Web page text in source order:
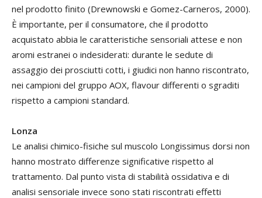
nel prodotto finito (Drewnowski e Gomez-Carneros, 2000).
È importante, per il consumatore, che il prodotto
acquistato abbia le caratteristiche sensoriali attese e non
aromi estranei o indesiderati: durante le sedute di
assaggio dei prosciutti cotti, i giudici non hanno riscontrato,
nei campioni del gruppo AOX, flavour differenti o sgraditi
rispetto a campioni standard.
Lonza
Le analisi chimico-fisiche sul muscolo Longissimus dorsi non
hanno mostrato differenze significative rispetto al
trattamento. Dal punto vista di stabilità ossidativa e di
analisi sensoriale invece sono stati riscontrati effetti